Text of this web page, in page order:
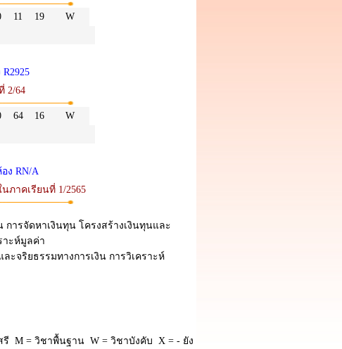
11 19
W
2/64
64 16
W
ง RN/A
ภาคเรียนที่ 1/2565
การจัดหาเงินทุน โครงสร้างเงินทุนและ
าะห์มูลค่า
ะจริยธรรมทางการเงิน การวิเคราะห์
รี M = วิชาพื้นฐาน W = วิชาบังคับ X = - ยัง